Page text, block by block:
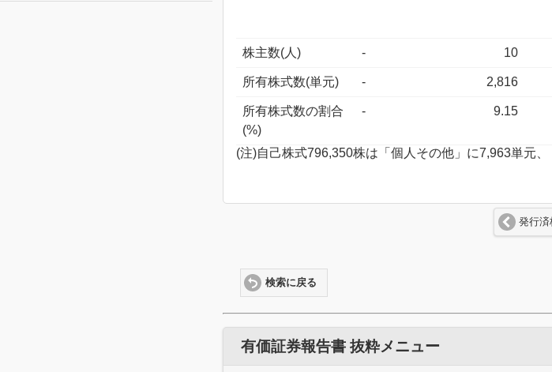
株主数(人) - 10
所有株式数(単元) - 2,816
所有株式数の割合
(%)
- 9.15
(注)自己株式796,350株は「個人その他」に7,963単元
発行
検索に戻る
有価証券報告書 抜粋メニュー